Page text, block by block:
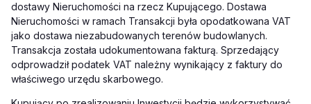
dostawy Nieruchomości na rzecz Kupującego. Dostawa
Nieruchomości w ramach Transakcji była opodatkowana VAT
jako dostawa niezabudowanych terenów budowlanych.
Transakcja została udokumentowana fakturą. Sprzedający
odprowadził podatek VAT należny wynikający z faktury do
właściwego urzędu skarbowego.